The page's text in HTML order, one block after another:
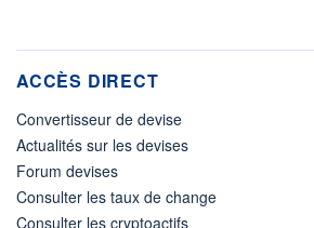
ACCÈS DIRECT
Convertisseur de devise
Actualités sur les devises
Forum devises
Consulter les taux de change
Consulter les cryptoactifs